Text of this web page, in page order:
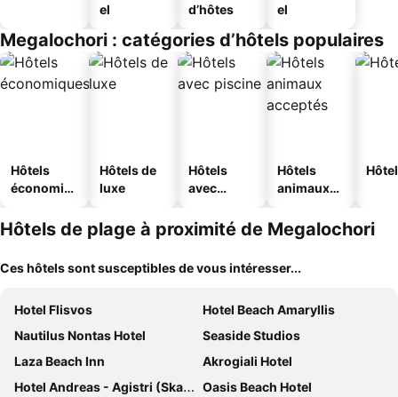
el
d’hôtes
el
Megalochori : catégories d’hôtels populaires
Hôtels
économiq
Hôtels de
luxe
Hôtels
avec
Hôtels
animaux
Hôtels de plage à proximité de Megalochori
Ces hôtels sont susceptibles de vous intéresser...
Hotel Flisvos
Hotel Beach Amaryllis
Nautilus Nontas Hotel
Seaside Studios
Laza Beach Inn
Akrogiali Hotel
Hotel Andreas - Agistri (Skala)
Oasis Beach Hotel